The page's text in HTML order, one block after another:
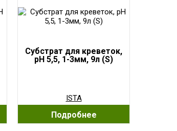
Субстрат для креветок,
pH 5,5, 1-3мм, 9л (S)
ISTA
Подробнее